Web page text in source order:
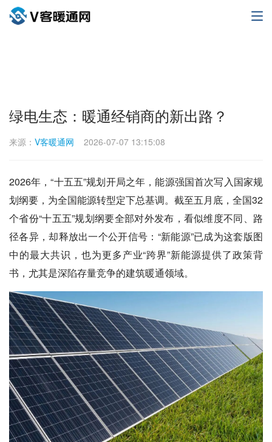
绿电生态：暖通经销商的新出路？
来源： V客暖通网 2026-07-07 13:15:08
2026年，“十五五”规划开局之年，能源强国首次写入国家规
划纲要，为全国能源转型定下总基调。截至五月底，全国32
个省份“十五五”规划纲要全部对外发布，看似维度不同、路
径各异，却释放出一个公开信号：“新能源”已成为这套版图
中的最大共识，也为更多产业“跨界”新能源提供了政策背
书，尤其是深陷存量竞争的建筑暖通领域。